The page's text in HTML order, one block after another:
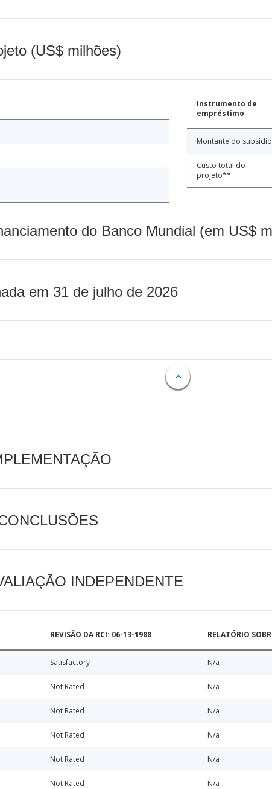
(US$ milhões)
Instrumento de
empréstimo
Montante do subsídio
Custo total do
projeto**
do Banco Mundial (em US$
em 31 de julho de 2026
INDEPENDENTE
REVISÃO DA RCI: 06-13-1988 RELATÓRIO
Satisfactory N/a
Not Rated N/a
Not Rated N/a
Not Rated N/a
Not Rated N/a
Not Rated N/a